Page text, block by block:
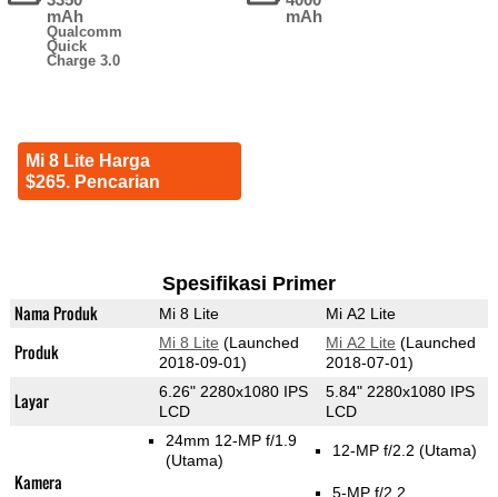
mAh
Qualcomm
Quick
Charge 3.0
Mi 8 Lite Harga
$265. Pencarian
mAh
Spesifikasi Primer
Nama Produk Mi 8 Lite Mi A2 Lite
Produk Mi 8 Lite (Launched
2018-09-01)
Mi A2 Lite (Launched
2018-07-01)
Layar
6.26" 2280x1080 IPS
LCD
5.84" 2280x1080 IPS
LCD
Kamera
24mm 12-MP f/1.9
(Utama)
12-MP f/2.2 (Utama)
5-MP f/2.2